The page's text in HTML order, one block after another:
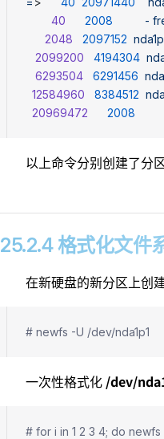
        40
      2008
          -
      2048
   2097152
   2099200
   4194304
   6293504
   6291456
  12584960
   8384512
  20969472
      2008
以上命令分别创建了分
25.2.4 格式化文件
在新硬盘的新分区上创
# newfs -U /dev/nda1p1
一次性格式化 /dev/
# for i in 1 2 3 4; do